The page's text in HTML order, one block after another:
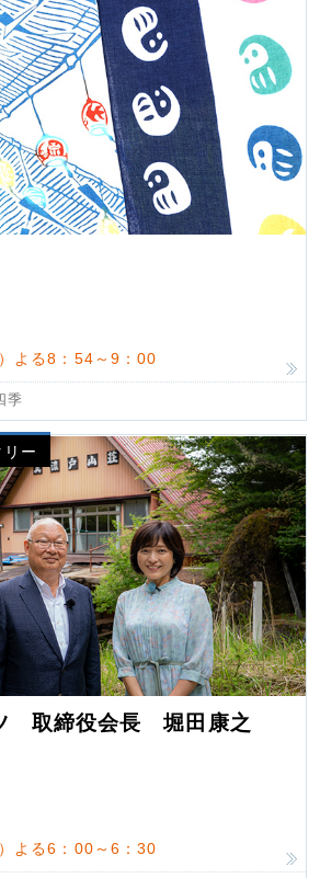
よる8：54～9：00
季
ー
取締役会長 堀田康之
かんだ八ヶ岳 山小屋を営
よる6：00～6：30